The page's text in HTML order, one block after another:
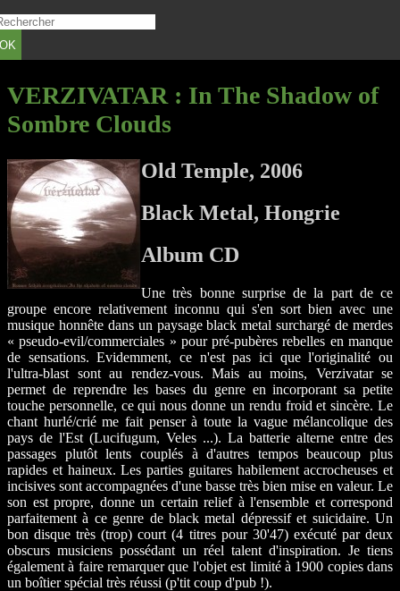
OK
VERZIVATAR : In The Shadow of
Sombre Clouds
Old Temple, 2006
Black Metal, Hongrie
Album CD
Une très bonne surprise de la part de ce
groupe encore relativement inconnu qui s'en sort bien avec une
musique honnête dans un paysage black metal surchargé de merdes
« pseudo-evil/commerciales » pour pré-pubères rebelles en manque
de sensations. Evidemment, ce n'est pas ici que l'originalité ou
l'ultra-blast sont au rendez-vous. Mais au moins, Verzivatar se
permet de reprendre les bases du genre en incorporant sa petite
touche personnelle, ce qui nous donne un rendu froid et sincère. Le
chant hurlé/crié me fait penser à toute la vague mélancolique des
pays de l'Est (Lucifugum, Veles ...). La batterie alterne entre des
passages plutôt lents couplés à d'autres tempos beaucoup plus
rapides et haineux. Les parties guitares habilement accrocheuses et
incisives sont accompagnées d'une basse très bien mise en valeur. Le
son est propre, donne un certain relief à l'ensemble et correspond
parfaitement à ce genre de black metal dépressif et suicidaire. Un
bon disque très (trop) court (4 titres pour 30'47) exécuté par deux
obscurs musiciens possédant un réel talent d'inspiration. Je tiens
également à faire remarquer que l'objet est limité à 1900 copies dans
un boîtier spécial très réussi (p'tit coup d'pub !).